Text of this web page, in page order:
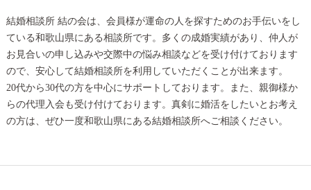
結婚相談所 結の会は、会員様が運命の人を探すためのお手伝いをし
ている和歌山県にある相談所です。多くの成婚実績があり、仲人が
お見合いの申し込みや交際中の悩み相談などを受け付けております
ので、安心して結婚相談所を利用していただくことが出来ます。
20代から30代の方を中心にサポートしております。また、親御様か
らの代理入会も受け付けております。真剣に婚活をしたいとお考え
の方は、ぜひ一度和歌山県にある結婚相談所へご相談ください。